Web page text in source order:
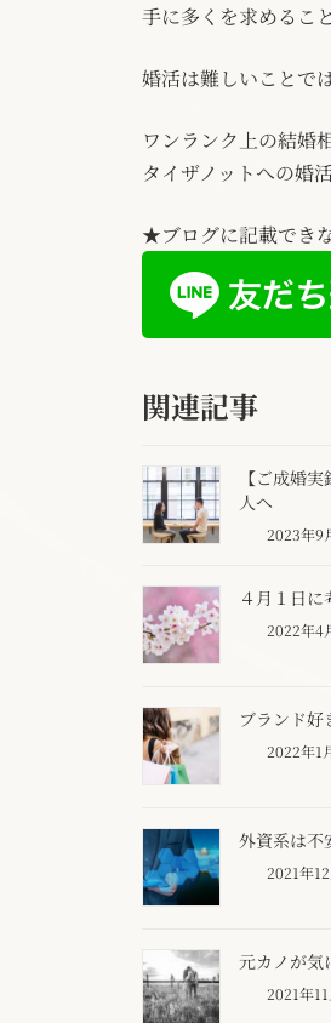
手に多くを求めるこ
婚活は難しいことで
ワンランク上の結婚
タイザノットへの婚
★ブログに記載でき
関連記事
【ご成婚
人へ
2023年9
４月１日に
2022年4
ブランド好
2022年1
外資系は不
2021年
元カノが気
2021年